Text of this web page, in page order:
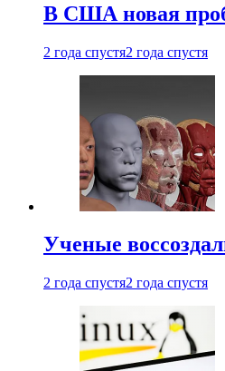
В США новая
2 года спустя2 года спустя
Ученые
2 года спустя2 года спустя